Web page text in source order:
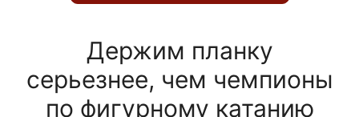
Держим планку
серьезнее, чем чемпионы
по фигурному катанию